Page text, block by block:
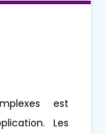
est
Les